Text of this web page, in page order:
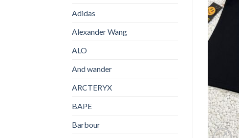
Adidas
Alexander Wang
ALO
And wander
ARCTERYX
BAPE
Barbour